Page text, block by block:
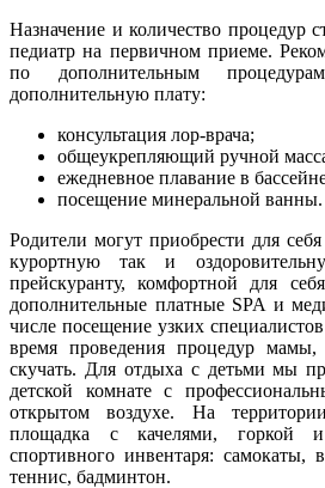
Назначение и количество процедур
педиатр на первичном приеме.
по дополнительным
дополнительную плату:
консультация лор-врача;
общеукрепляющий ручной
ежедневное плавание в
посещение минеральной ванны.
Родители могут приобрести для
курортную так и
прейскуранту, комфортной для
дополнительные платные SPA и
числе посещение узких
время проведения процедур
скучать. Для отдыха с детьми мы
детской комнате с
открытом воздухе. На
площадка с качелями, горкой
спортивного инвентаря: самокаты,
теннис, бадминтон.